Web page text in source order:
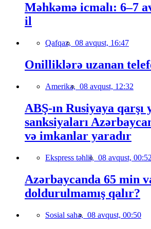
Məhkəmə icmalı: 6–7
il
Qafqaz, 08 avqust, 16:47
Onilliklərə uzanan
Amerika, 08 avqust, 12:32
ABŞ-ın Rusiyaya qarşı
sanksiyaları
və imkanlar yaradır
Ekspress təhlil, 08 avqust, 00:52
Azərbaycanda 65 min
doldurulmamış qalır?
Sosial sahə, 08 avqust, 00:50